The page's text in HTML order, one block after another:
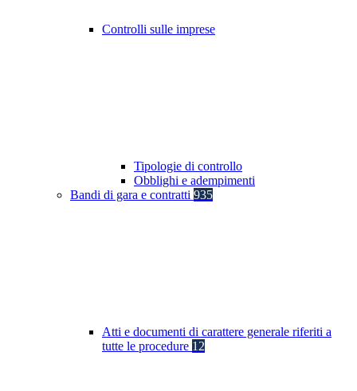
Controlli sulle imprese
Tipologie di controllo
Obblighi e adempimenti
Bandi di gara e contratti 935
Atti e documenti di carattere generale riferiti a
tutte le procedure 12